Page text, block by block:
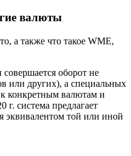
валюты
а также что такое WME,
оборот не
или других), а специальных
конкретным валютам и
г. система предлагает
эквивалентом той или иной